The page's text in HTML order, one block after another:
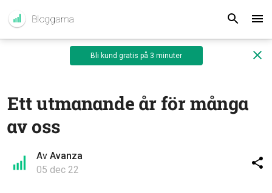
Bli kund gratis på 3 minuter
Ett utmanande år för många
av oss
Av Avanza
05 dec 22